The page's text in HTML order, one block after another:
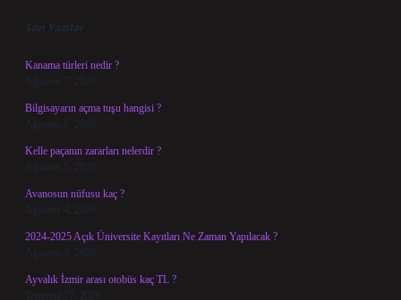
Son Yazılar
Kanama türleri nedir ?
Ağustos 7, 2026
Bilgisayarın açma tuşu hangisi ?
Ağustos 6, 2026
Kelle paçanın zararları nelerdir ?
Ağustos 5, 2026
Avanosun nüfusu kaç ?
Ağustos 4, 2026
2024-2025 Açık Üniversite Kayıtları Ne Zaman Yapılacak ?
Ağustos 3, 2026
Ayvalık İzmir arası otobüs kaç TL ?
Temmuz 27, 2026